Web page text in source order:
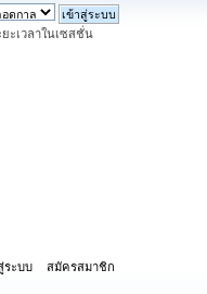
ะเวลาในเซสชั่น
ระบบ สมัครสมาชิก